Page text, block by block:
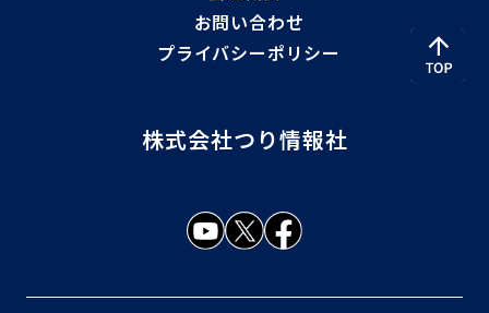
お問い合わせ
プライバシーポリシー
株式会社つり情報社